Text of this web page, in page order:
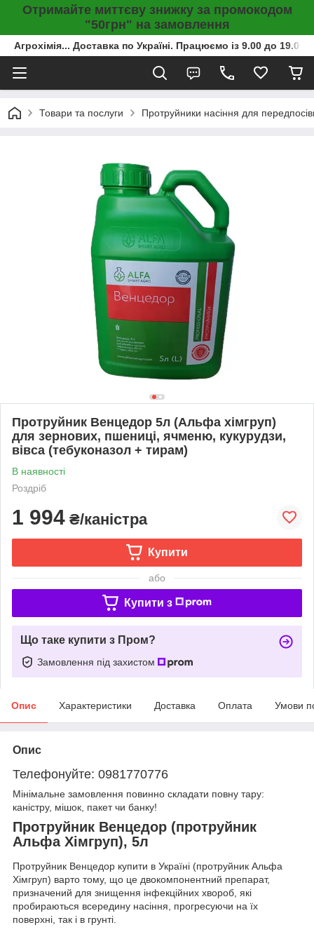
Отримайте миттєву знижку за промокодом
"50грн" на замовлення
Агрохімія... Доставка по Україні. Працюємо із 9.00 до
Товари та послуги Протруйники насіння для
Протруйник Венцедор 5л (Альфа хімгруп)
для зернових, пшениці, ячменю, кукурудзи,
вівса (тебуконазол + тирам)
В наявності
Роздріб
1 994 ₴/каністра
Купити
або
Купити з
Що таке купити з Пром?
Замовлення під захистом
Опис Характеристики Доставка Оплата Умови
Опис
Телефонуйте: 0981770776
Мінімальне замовлення повинно складати повну тару:
каністру, мішок, пакет чи банку!
Протруйник Венцедор (протруйник
Альфа Хімгруп), 5л
Протруйник Венцедор купити в Україні (протруйник Альфа
Хімгруп) варто тому, що це двокомпонентний препарат,
призначений для знищення інфекційних хвороб, які
пробираються всередину насіння, прогресуючи на їх
поверхні, так і в грунті.